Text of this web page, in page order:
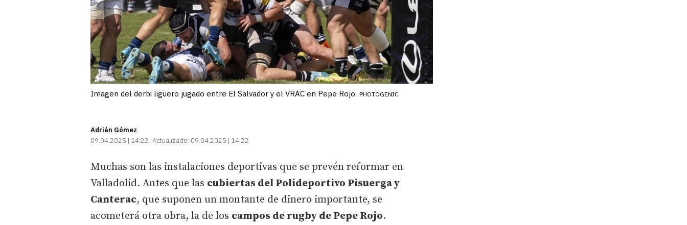
Imagen del derbi liguero jugado entre El Salvador y el VRAC en Pepe Rojo. PHOTOGENIC
Adrián Gómez
09.04.2025 | 14:22 Actualizado: 09.04.2025 | 14:22
Muchas son las instalaciones deportivas que se prevén reformar en
Valladolid. Antes que las cubiertas del Polideportivo Pisuerga y
Canterac, que suponen un montante de dinero importante, se
acometerá otra obra, la de los campos de rugby de Pepe Rojo.